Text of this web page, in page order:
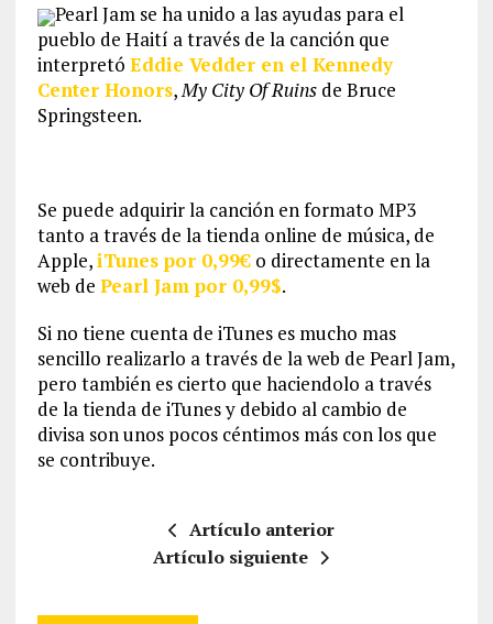
Pearl Jam se ha unido a las ayudas para el
pueblo de Haití a través de la canción que
interpretó Eddie Vedder en el Kennedy
Center Honors,My City Of Ruinsde Bruce
Springsteen.
Se puede adquirir la canción en formato MP3
tanto a través de la tienda online de música, de
Apple,iTunes por 0,99€o directamente en la
web de Pearl Jam por 0,99$.
Si no tiene cuenta de iTunes es mucho mas
sencillo realizarlo a través de la web de Pearl Jam,
pero también es cierto que haciendolo a través
de la tienda de iTunes y debido al cambio de
divisa son unos pocos céntimos más con los que
se contribuye.
Artículo anterior
Artículo siguiente